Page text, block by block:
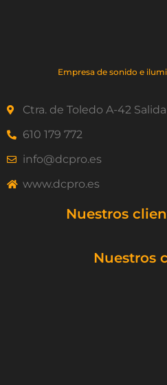
Empresa de sonido e
Ctra. de Toledo A-42
610 179 772
info@dcpro.es
www.dcpro.es
Nuestros
Nuestros